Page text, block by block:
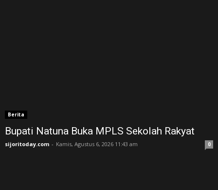
Berita
Bupati Natuna Buka MPLS Sekolah Rakyat
sijoritoday.com - Kamis, Agustus 6, 2026 11:43 am 0